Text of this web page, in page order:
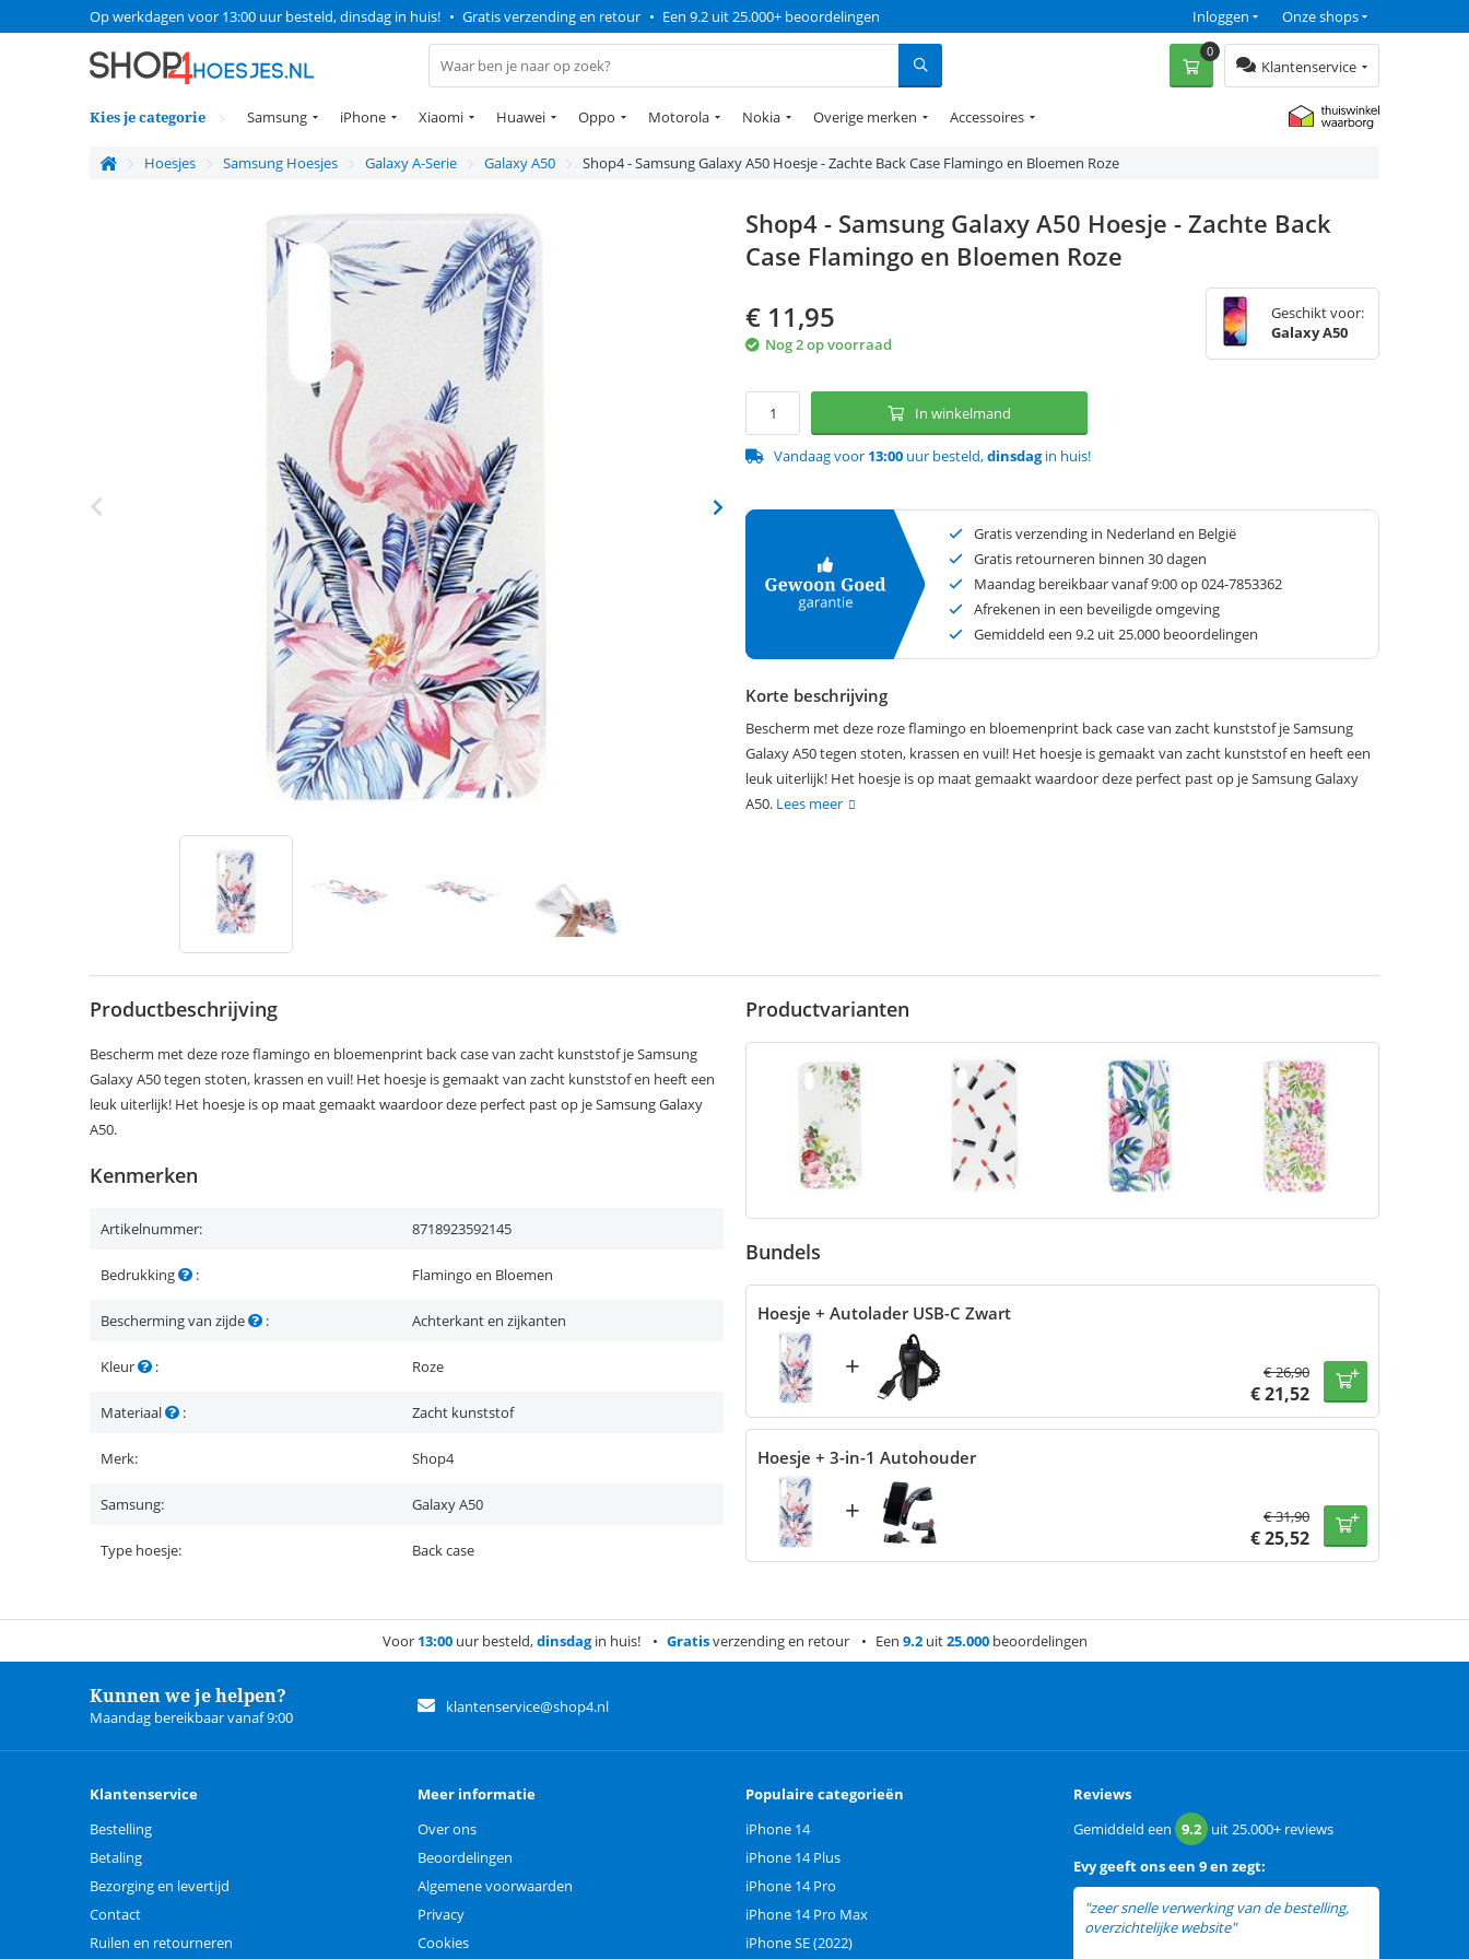
Op werkdagen voor 13:00 uur besteld, dinsdag in huis! • Gratis verzending en retour • Een 9.2 uit 25.000+ beoordelingen Onze shops
Inloggen
Klantenservice
0
Kies je categorie Samsung iPhone Xiaomi Huawei Oppo Motorola Nokia Overige merken Accessoires
Hoesjes Samsung Hoesjes Galaxy A-Serie Galaxy A50 Shop4 - Samsung Galaxy A50 Hoesje - Zachte Back Case Flamingo en Bloemen Roze
Shop4 - Samsung Galaxy A50 Hoesje - Zachte Back
Case Flamingo en Bloemen Roze
€ 11,95
Nog 2 op voorraad
Geschikt voor:
Galaxy A50
In winkelmand
Vandaag voor 13:00 uur besteld,dinsdagin huis!
Gratis verzending in Nederland en België
Gratis retourneren binnen 30 dagen
Maandag bereikbaar vanaf 9:00 op 024-7853362
Afrekenen in een beveiligde omgeving
Gemiddeld een 9.2 uit 25.000 beoordelingen
Korte beschrijving
Bescherm met deze roze flamingo en bloemenprint back case van zacht kunststof je Samsung
Galaxy A50 tegen stoten, krassen en vuil! Het hoesje is gemaakt van zacht kunststof en heeft een
leuk uiterlijk! Het hoesje is op maat gemaakt waardoor deze perfect past op je Samsung Galaxy
A50. Lees meer
Productbeschrijving
Bescherm met deze roze flamingo en bloemenprint back case van zacht kunststof je Samsung
Galaxy A50 tegen stoten, krassen en vuil! Het hoesje is gemaakt van zacht kunststof en heeft een
leuk uiterlijk! Het hoesje is op maat gemaakt waardoor deze perfect past op je Samsung Galaxy
A50.
Kenmerken
Artikelnummer: 8718923592145
Bedrukking : Flamingo en Bloemen
Bescherming van zijde : Achterkant en zijkanten
Kleur : Roze
Materiaal : Zacht kunststof
Merk: Shop4
Samsung: Galaxy A50
Type hoesje: Back case
Productvarianten
Bundels
Hoesje + Autolader USB-C Zwart
+ €26,90
€21,52
Hoesje + 3-in-1 Autohouder
+ €31,90
€25,52
Voor 13:00uur besteld,dinsdagin huis! Gratisverzending en retour Een 9.2uit25.000beoordelingen
Kunnen we je helpen?
Maandag bereikbaar vanaf 9:00
klantenservice@shop4.nl
Klantenservice
Bestelling
Betaling
Bezorging en levertijd
Contact
Ruilen en retourneren
Meer informatie
Over ons
Beoordelingen
Algemene voorwaarden
Privacy
Cookies
Populaire categorieën
iPhone 14
iPhone 14 Plus
iPhone 14 Pro
iPhone 14 Pro Max
iPhone SE (2022)
Reviews
Gemiddeld een 9.2 uit25.000+ reviews
Evygeeft ons een 9 en zegt:
"zeer snelle verwerking van de bestelling,
overzichtelijke website"